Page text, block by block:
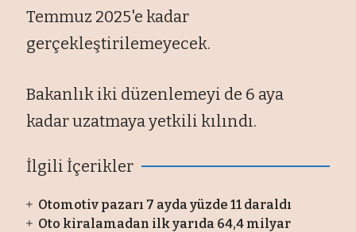
Temmuz 2025'e kadar
gerçekleştirilemeyecek.
Bakanlık iki düzenlemeyi de 6 aya
kadar uzatmaya yetkili kılındı.
İlgili İçerikler
Otomotiv pazarı 7 ayda yüzde 11 daraldı
Oto kiralamadan ilk yarıda 64,4 milyar